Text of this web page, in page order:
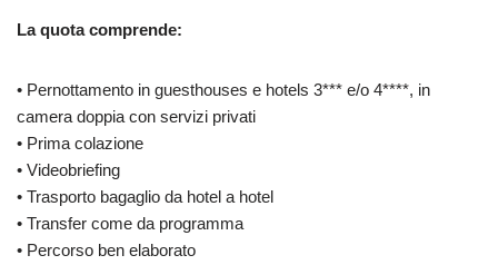
La quota comprende:
• Pernottamento in guesthouses e hotels 3*** e/o 4****, in
camera doppia con servizi privati
• Prima colazione
• Videobriefing
• Trasporto bagaglio da hotel a hotel
• Transfer come da programma
• Percorso ben elaborato